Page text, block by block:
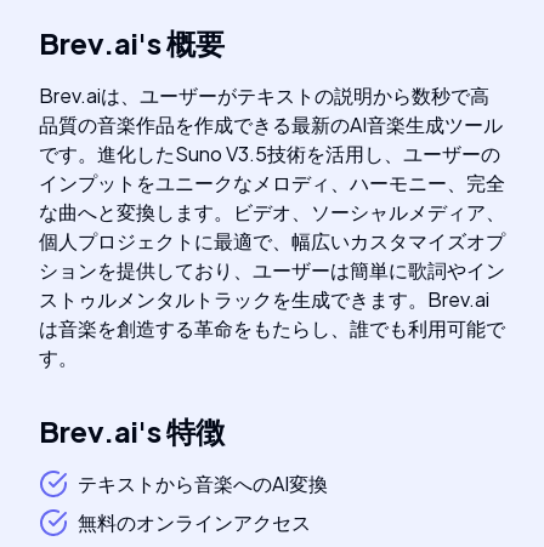
Brev.ai's概要
Brev.aiは、ユーザーがテキストの説明から数秒で高
品質の音楽作品を作成できる最新のAI音楽生成ツール
です。進化したSuno V3.5技術を活用し、ユーザーの
インプットをユニークなメロディ、ハーモニー、完全
な曲へと変換します。ビデオ、ソーシャルメディア、
個人プロジェクトに最適で、幅広いカスタマイズオプ
ションを提供しており、ユーザーは簡単に歌詞やイン
ストゥルメンタルトラックを生成できます。Brev.ai
は音楽を創造する革命をもたらし、誰でも利用可能で
す。
Brev.ai's特徴
テキストから音楽へのAI変換
無料のオンラインアクセス